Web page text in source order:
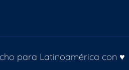
para Latinoamérica con ♥